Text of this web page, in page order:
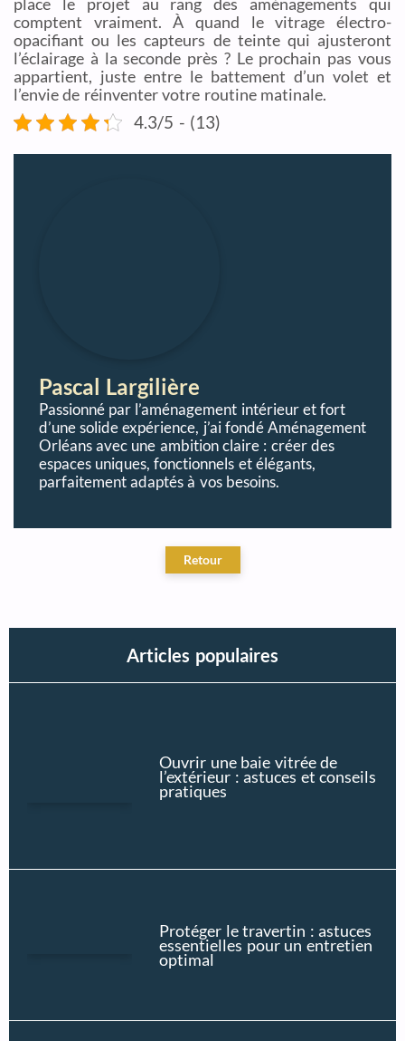
comptent vraiment. À quand le vitrage électro-
opacifiant ou les capteurs de teinte qui ajusteront
l’éclairage à la seconde près ? Le prochain pas vous
appartient, juste entre le battement d’un volet et
l’envie de réinventer votre routine matinale.
4.3/5 - (13)
Pascal Largilière
Passionné par l’aménagement intérieur et fort
d’une solide expérience, j’ai fondé Aménagement
Orléans avec une ambition claire : créer des
espaces uniques, fonctionnels et élégants,
parfaitement adaptés à vos besoins.
Articles populaires
Ouvrir une baie vitrée de
l’extérieur : astuces et conseils
pratiques
Protéger le travertin : astuces
essentielles pour un entretien
optimal